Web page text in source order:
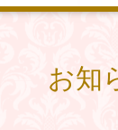
お知